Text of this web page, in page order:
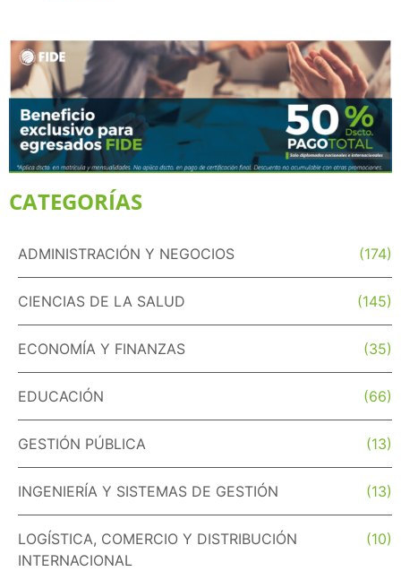
CATEGORÍAS
ADMINISTRACIÓN Y NEGOCIOS (174)
CIENCIAS DE LA SALUD (145)
ECONOMÍA Y FINANZAS (35)
EDUCACIÓN (66)
GESTIÓN PÚBLICA (13)
INGENIERÍA Y SISTEMAS DE GESTIÓN (13)
LOGÍSTICA, COMERCIO Y DISTRIBUCIÓN
INTERNACIONAL
(10)